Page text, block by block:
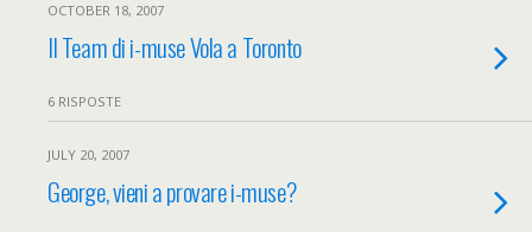
OCTOBER 18, 2007
Il Team di i-muse Vola a Toronto
6 RISPOSTE
JULY 20, 2007
George, vieni a provare i-muse?